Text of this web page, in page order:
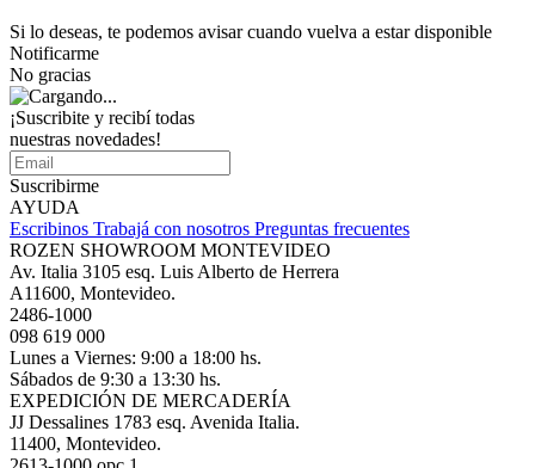
Si lo deseas, te podemos avisar cuando vuelva a estar disponible
Notificarme
No gracias
¡Suscribite y recibí todas
nuestras novedades!
Suscribirme
AYUDA
Escribinos Trabajá con nosotros Preguntas frecuentes
ROZEN SHOWROOM MONTEVIDEO
Av. Italia 3105 esq. Luis Alberto de Herrera
A11600, Montevideo.
2486-1000
098 619 000
Lunes a Viernes: 9:00 a 18:00 hs.
Sábados de 9:30 a 13:30 hs.
EXPEDICIÓN DE MERCADERÍA
JJ Dessalines 1783 esq. Avenida Italia.
11400, Montevideo.